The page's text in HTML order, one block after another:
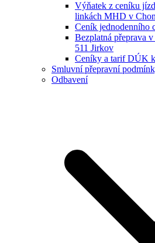
Výňatek z ceníku
linkách MHD v
Ceník jednodenního
Bezplatná přeprava
511 Jirkov
Ceníky a tarif DÚK
Smluvní přepravní
Odbavení